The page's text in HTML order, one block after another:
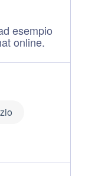
esempio
online.